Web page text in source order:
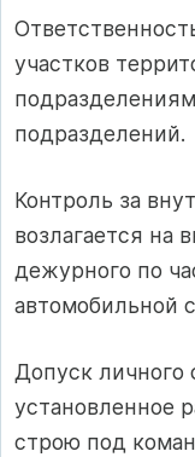
участков
подразделений.
Контроль за
возлагается на
дежурного по
автомобильной
Допуск личного
установленное
строю под